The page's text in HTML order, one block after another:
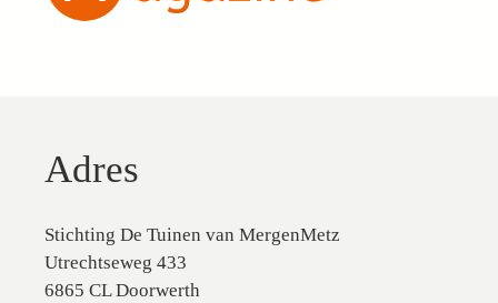
Adres
Stichting De Tuinen van MergenMetz
Utrechtseweg 433
6865 CL Doorwerth